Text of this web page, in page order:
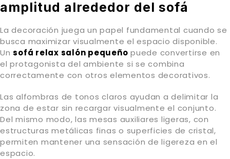
amplitud alrededor del sofá
La decoración juega un papel fundamental cuando se
busca maximizar visualmente el espacio disponible.
Unsofá relax salón pequeño puede convertirse en
el protagonista del ambiente si se combina
correctamente con otros elementos decorativos.
Las alfombras de tonos claros ayudan a delimitar la
zona de estar sin recargar visualmente el conjunto.
Del mismo modo, las mesas auxiliares ligeras, con
estructuras metálicas finas o superficies de cristal,
permiten mantener una sensación de ligereza en el
espacio.